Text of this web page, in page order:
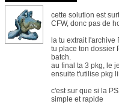
cette solution est
CFW, donc pas de
la tu extrait
tu place ton dossier
batch.
au final ta 3 pkg, le
ensuite t'utilise pkg
c'est sur que si la
simple et rapide